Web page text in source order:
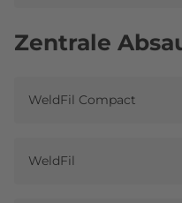
Zentrale
WeldFil Compact
WeldFil